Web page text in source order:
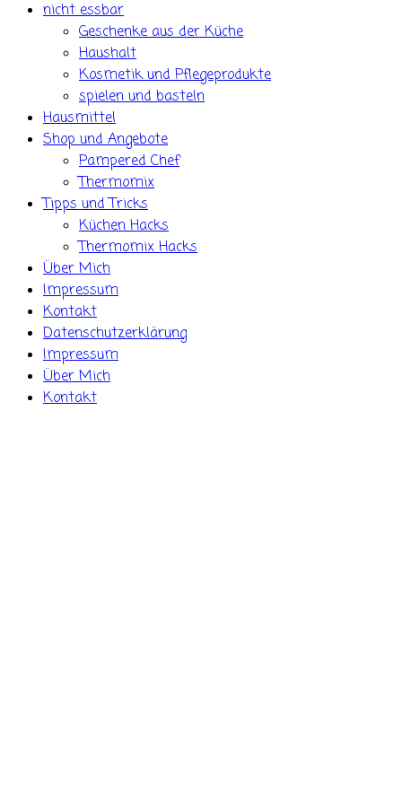
nicht essbar
Geschenke aus der Küche
Haushalt
Kosmetik und Pflegeprodukte
spielen und basteln
Hausmittel
Shop und Angebote
Pampered Chef
Thermomix
Tipps und Tricks
Küchen Hacks
Thermomix Hacks
Über Mich
Impressum
Kontakt
Datenschutzerklärung
Impressum
Über Mich
Kontakt